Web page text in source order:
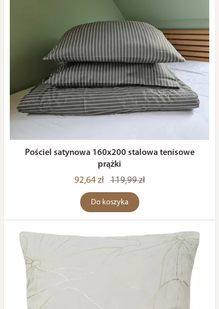
Pościel satynowa 160x200 stalowa tenisowe
prążki
92,64 zł
119,99 zł
Do koszyka